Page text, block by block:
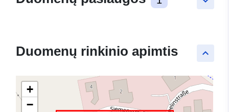
keyboard_arrow_up
Duomenų rinkinio apimtis
+
−